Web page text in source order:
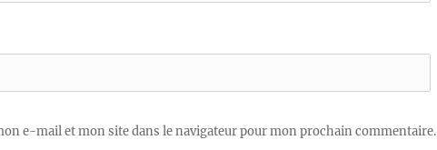
e-mail et mon site dans le navigateur pour mon prochain commentaire.